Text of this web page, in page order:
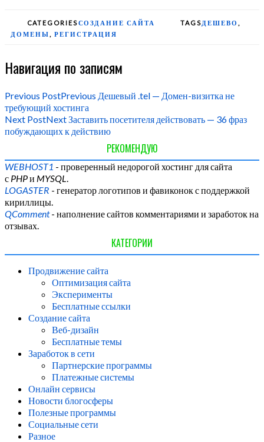
CATEGORIESСОЗДАНИЕ САЙТА TAGSДЕШЕВО ,
ДОМЕНЫ , РЕГИСТРАЦИЯ
Навигация по записям
Previous PostPrevious Дешевый .tel — Домен-визитка не
требующий хостинга
Next PostNextЗаставить посетителя действовать — 36 фраз
побуждающих к действию
РЕКОМЕНДУЮ
WEBHOST1 - проверенный недорогой хостинг для сайта
с PHPи MYSQL
LOGASTER - генератор логотипов и фавиконок с поддержкой
кириллицы.
QComment- наполнение сайтов комментариями и заработок на
отзывах.
КАТЕГОРИИ
Продвижение сайта
Оптимизация сайта
Эксперименты
Бесплатные ссылки
Создание сайта
Веб-дизайн
Бесплатные темы
Заработок в сети
Партнерские программы
Платежные системы
Онлайн сервисы
Новости блогосферы
Полезные программы
Социальные сети
Разное